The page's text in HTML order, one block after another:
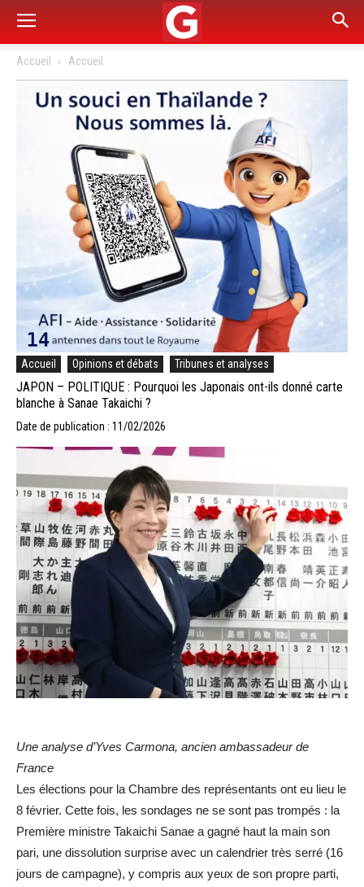
Accueil Accueil
Accueil Opinions et débats Tribunes et analyses
JAPON – POLITIQUE : Pourquoi les Japonais ont-ils donné carte
blanche à Sanae Takaichi ?
Date de publication : 11/02/2026
Une analyse d’Yves Carmona, ancien ambassadeur de
France
Les élections pour la Chambre des représentants ont eu lieu le
8 février. Cette fois, les sondages ne se sont pas trompés : la
Première ministre Takaichi Sanae a gagné haut la main son
pari, une dissolution surprise avec un calendrier très serré (16
jours de campagne), y compris aux yeux de son propre parti,